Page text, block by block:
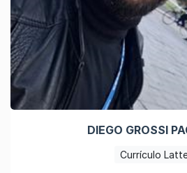
DIEGO GROSSI
Currículo